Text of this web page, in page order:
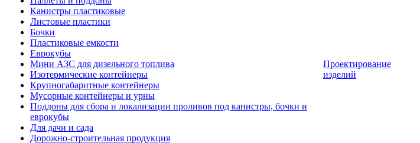
Канистры пластиковые
Листовые пластики
Бочки
Пластиковые емкости
Еврокубы
Мини АЗС для дизельного топлива
Изотермические контейнеры
Крупногабаритные контейнеры
Мусорные контейнеры и урны
Поддоны для сбора и локализации проливов под канистры, бочки и
еврокубы
Для дачи и сада
Дорожно-строительная продукция
Проектирование
изделий